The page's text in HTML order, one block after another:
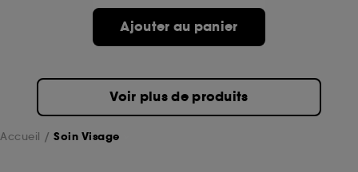
Ajouter au panier
Voir plus de produits
Accueil Soin Visage
pouvez personnaliser vos choix concernant le dépôt
de ces cookies grâce au bouton "personnaliser mes
choix" ci-dessous ou décider de "tout accepter".
Sephora pourra associer les informations de